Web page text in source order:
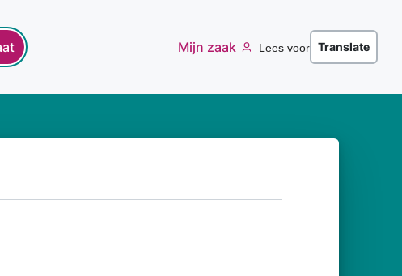
Mijn zaak Lees voor Translate